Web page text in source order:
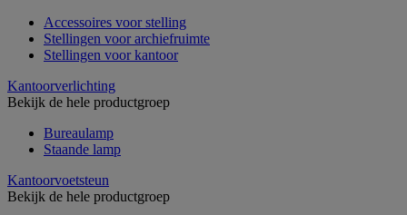
Accessoires voor stelling
Stellingen voor archiefruimte
Stellingen voor kantoor
Kantoorverlichting
Bekijk de hele productgroep
Bureaulamp
Staande lamp
Kantoorvoetsteun
Bekijk de hele productgroep